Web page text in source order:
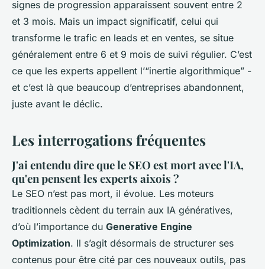
signes de progression apparaissent souvent entre 2
et 3 mois. Mais un impact significatif, celui qui
transforme le trafic en leads et en ventes, se situe
généralement entre 6 et 9 mois de suivi régulier. C’est
ce que les experts appellent l’“inertie algorithmique” -
et c’est là que beaucoup d’entreprises abandonnent,
juste avant le déclic.
Les interrogations fréquentes
J'ai entendu dire que le SEO est mort avec l'IA,
qu'en pensent les experts aixois ?
Le SEO n’est pas mort, il évolue. Les moteurs
traditionnels cèdent du terrain aux IA génératives,
d’où l’importance du Generative Engine
Optimization. Il s’agit désormais de structurer ses
contenus pour être cité par ces nouveaux outils, pas